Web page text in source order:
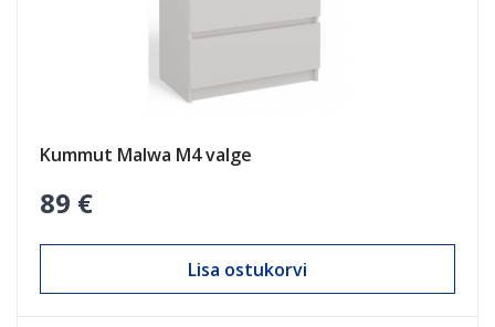
Kummut Malwa M4 valge
89 €
Lisa ostukorvi